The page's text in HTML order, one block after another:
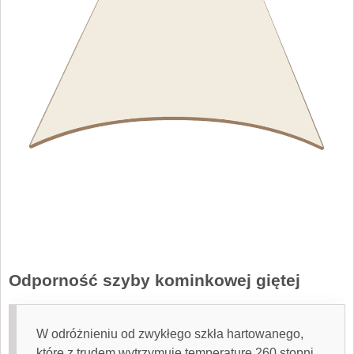
Odporność szyby kominkowej giętej
W odróżnieniu od zwykłego szkła hartowanego,